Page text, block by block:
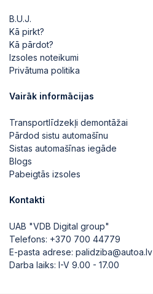
B.U.J.
Kā pirkt?
Kā pārdot?
Izsoles noteikumi
Privātuma politika
Vairāk informācijas
Transportlīdzekļi demontāžai
Pārdod sistu automašīnu
Sistas automašīnas iegāde
Blogs
Pabeigtās izsoles
Kontakti
UAB "VDB Digital group"
Telefons: +370 700 44779
E-pasta adrese: palidziba@autoa.lv
Darba laiks: I-V 9.00 - 17.00